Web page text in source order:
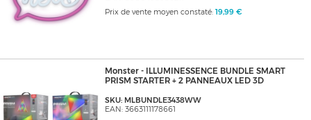
Prix de vente moyen constaté: 19,99 €
Monster - ILLUMINESSENCE BUNDLE SMART
PRISM STARTER + 2 PANNEAUX LED 3D
SKU: MLBUNDLE3438WW
EAN: 3663111178661